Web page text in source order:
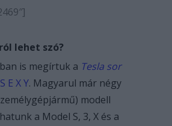
lehet szó?
is megírtuk a Tesla sor
S E X Y. Magyarul már négy
modell
a Model S, 3, X és a